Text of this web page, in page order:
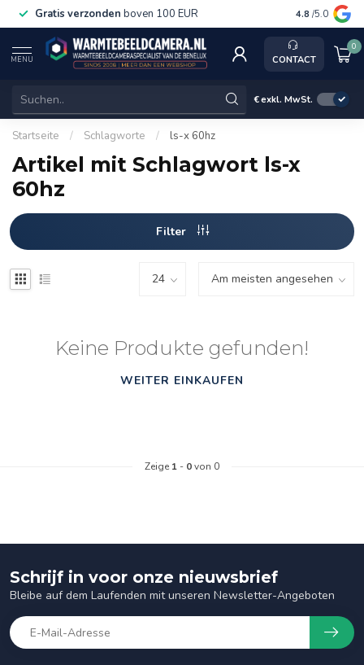
Gratis verzonden boven 100 EUR Service,
4.8 /5.0
MENU CONTACT
0
€exkl. MwSt.
Startseite / Schlagworte / ls-x 60hz
Artikel mit Schlagwort ls-x
60hz
Filter
Keine Produkte gefunden!
WEITER EINKAUFEN
Zeige 1 - 0von 0
Schrijf in voor onze nieuwsbrief
Bleibe auf dem Laufenden mit unseren Newsletter-Angeboten